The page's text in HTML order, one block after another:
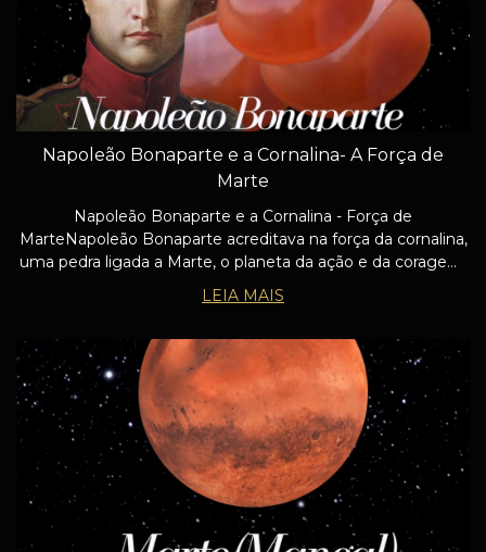
Napoleão Bonaparte e a Cornalina- A Força de
Marte
Napoleão Bonaparte e a Cornalina - Força de
MarteNapoleão Bonaparte acreditava na força da cornalina,
uma pedra ligada a Marte, o planeta da ação e da coragem.
Com ela, ele buscava vitalidade e confiança em suas
campanhas. Veja como a cornalina pode
LEIA MAIS